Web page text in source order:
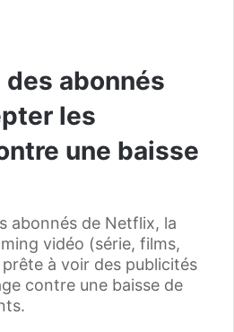
abonnés
les
une baisse
abonnés de Netflix, la
vidéo (série, films,
à voir des publicités
contre une baisse de